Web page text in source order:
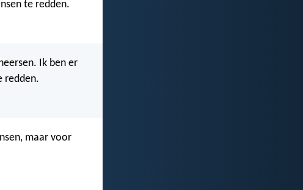
te redden.
Ik ben er
redden.
maar voor